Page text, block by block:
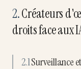
2.Créateurs
droits face aux
2.1Surveillance